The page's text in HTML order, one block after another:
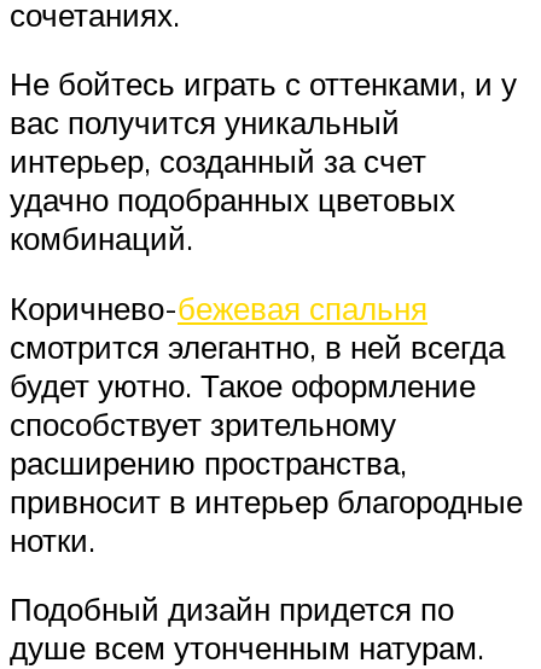
сочетаниях.
Не бойтесь играть с оттенками, и у
вас получится уникальный
интерьер, созданный за счет
удачно подобранных цветовых
комбинаций.
Коричнево-бежевая спальня
смотрится элегантно, в ней всегда
будет уютно. Такое оформление
способствует зрительному
расширению пространства,
привносит в интерьер благородные
нотки.
Подобный дизайн придется по
душе всем утонченным натурам.